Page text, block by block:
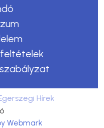
feltételek
Hírek
Webmark